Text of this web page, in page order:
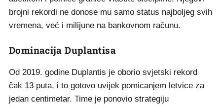
brojni rekordi ne donose mu samo status najboljeg svih
vremena, već i milijune na bankovnom računu.
Dominacija Duplantisa
Od 2019. godine Duplantis je oborio svjetski rekord
čak 13 puta, i to gotovo uvijek pomicanjem letvice za
jedan centimetar. Time je ponovio strategiju